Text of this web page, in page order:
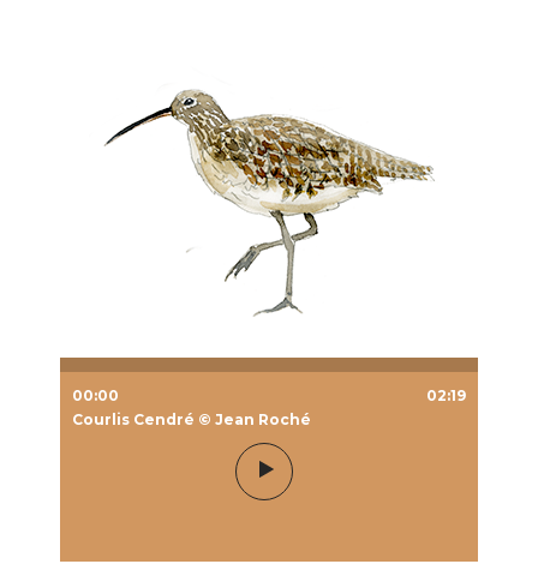
00:00
02:19
Courlis Cendré © Jean Roché